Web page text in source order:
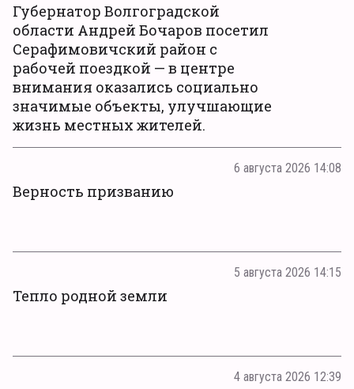
Губернатор Волгоградской
области Андрей Бочаров посетил
Серафимовичский район с
рабочей поездкой — в центре
внимания оказались социально
значимые объекты, улучшающие
жизнь местных жителей.
6 августа 2026 14:08
Верность призванию
5 августа 2026 14:15
Тепло родной земли
4 августа 2026 12:39